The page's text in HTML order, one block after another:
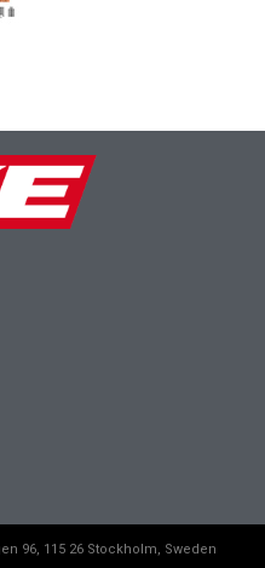
96, 115 26 Stockholm, Sweden